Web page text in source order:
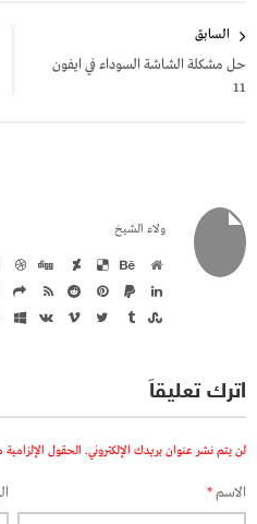
المقالات
السابق
حل مشكلة الشاشة السوداء في ايفون
11
ولاء الشيخ
اترك تعليقاً
لن يتم نشر عنوان بريدك الإلكتروني. الحقول الإلزامية
الاسم*